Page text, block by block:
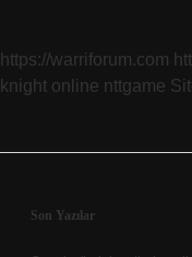
https://warriforum.com
knight online nttgame
Sidebar
Son Yazılar